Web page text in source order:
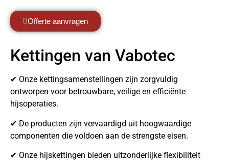
Offerte aanvragen
Kettingen van Vabotec
✔ Onze kettingsamenstellingen zijn zorgvuldig
ontworpen voor betrouwbare, veilige en efficiënte
hijsoperaties.
✔ De producten zijn vervaardigd uit hoogwaardige
componenten die voldoen aan de strengste eisen.
✔ Onze hijskettingen bieden uitzonderlijke flexibiliteit